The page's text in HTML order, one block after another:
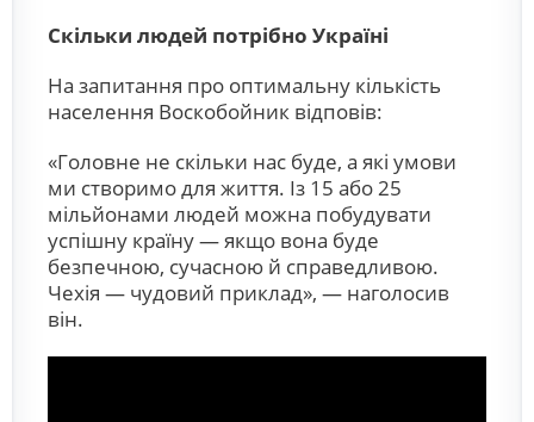
Скільки людей потрібно Україні
На запитання про оптимальну кількість
населення Воскобойник відповів:
«Головне не скільки нас буде, а які умови
ми створимо для життя. Із 15 або 25
мільйонами людей можна побудувати
успішну країну — якщо вона буде
безпечною, сучасною й справедливою.
Чехія — чудовий приклад», — наголосив
він.